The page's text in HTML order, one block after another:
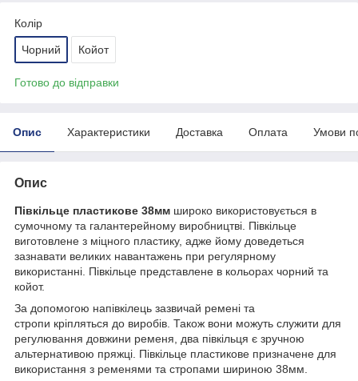
Колір
Чорний Койот
Готово до відправки
Опис Характеристики Доставка Оплата Умови
Опис
Півкільце пластикове 38мм широко використовується в
сумочному та галантерейному виробництві. Півкільце
виготовлене з міцного пластику, адже йому доведеться
зазнавати великих навантажень при регулярному
використанні. Півкільце представлене в кольорах чорний та
койот.
За допомогою напівкілець зазвичай ремені та
стропи кріпляться до виробів. Також вони можуть служити для
регулювання довжини ременя, два півкільця є зручною
альтернативою пряжці. Півкільце пластикове призначене для
використання з ременями та стропами шириною 38мм.